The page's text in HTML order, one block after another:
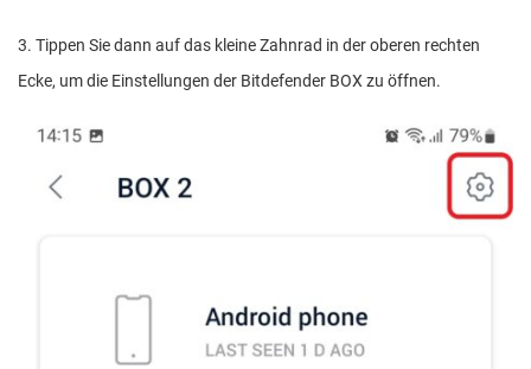
3. Tippen Sie dann auf das kleine Zahnrad in der oberen rechten
Ecke, um die Einstellungen der Bitdefender BOX zu öffnen.